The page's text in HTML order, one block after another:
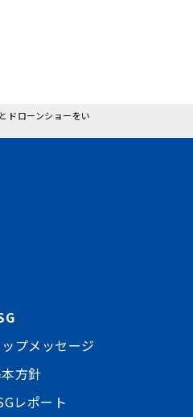
ドローンショーをい
ップメッセージ
方針
レポート